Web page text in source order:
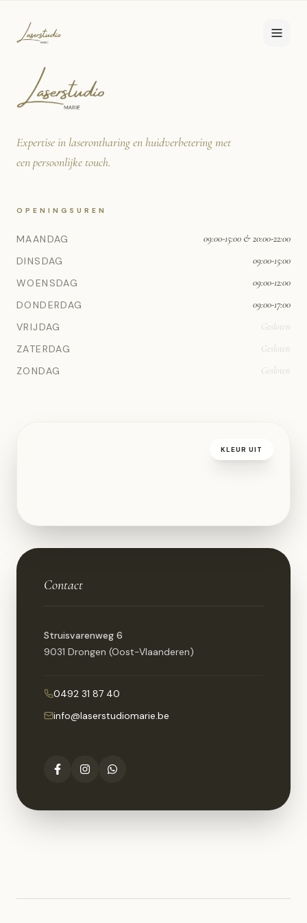
Expertise in laserontharing en huidverbetering met
een persoonlijke touch.
OPENINGSUREN
MAANDAG 09:00-15:00 & 20:00-22:00
DINSDAG 09:00-15:00
WOENSDAG 09:00-12:00
DONDERDAG 09:00-17:00
VRIJDAG Gesloten
ZATERDAG Gesloten
ZONDAG Gesloten
KLEUR UIT
Contact
Struisvarenweg 6
9031 Drongen (Oost-Vlaanderen)
0492 31 87 40
info@laserstudiomarie.be